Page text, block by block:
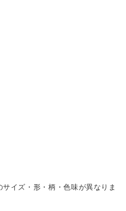
イズ・形・柄・色味が異なりま